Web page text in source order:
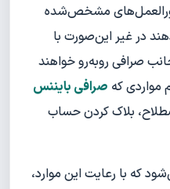
مشخص‌شده
در غیر این‌صورت با
صرافی رو‌به‌رو خواهند
مواردی که صرافی بایننس
بلاک کردن حساب
که با رعایت این موارد،